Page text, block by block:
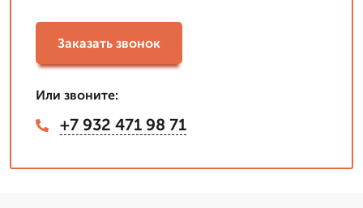
Заказать звонок
Или звоните:
+7 932 471 98 71